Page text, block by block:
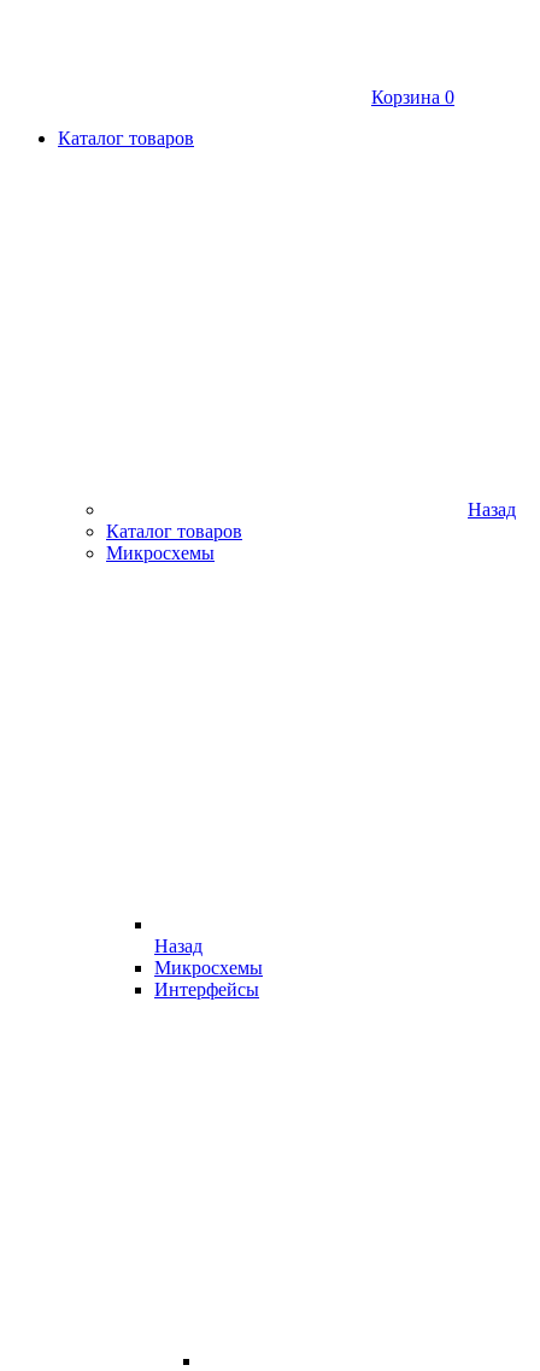
Корзина 0
Каталог товаров
Назад
Каталог товаров
Микросхемы
Назад
Микросхемы
Интерфейсы